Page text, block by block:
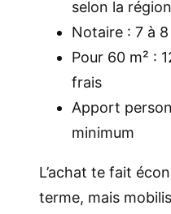
selon la région
Notaire : 7 à 8
Pour 60 m² :
frais
Apport
minimum
L’achat te fait
terme, mais